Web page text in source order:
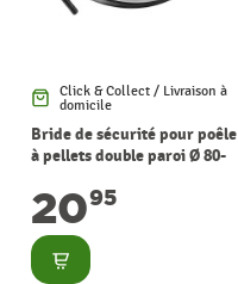
Click & Collect / Livraison à
domicile
Bride de sécurité pour poêle
à pellets double paroi Ø 80-
2095
Consulter